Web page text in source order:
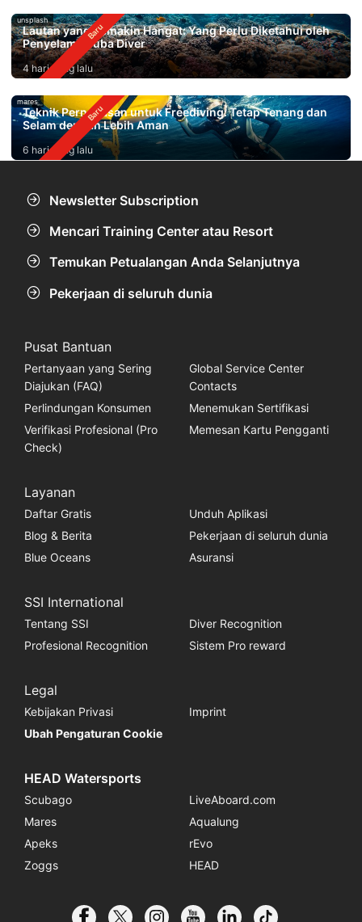
unsplash
Lautan yang Semakin Hangat: Yang Perlu Diketahui oleh
Penyelam Scuba Diver
4 hari yang lalu
mares
Teknik Pernapasan untuk Freediving: Tetap Tenang dan
Selam dengan Lebih Aman
6 hari yang lalu
Newsletter Subscription
Mencari Training Center atau Resort
Temukan Petualangan Anda Selanjutnya
Pekerjaan di seluruh dunia
Pusat Bantuan
Pertanyaan yang Sering
Diajukan (FAQ)
Global Service Center
Contacts
Perlindungan Konsumen
Menemukan Sertifikasi
Verifikasi Profesional (Pro
Check)
Memesan Kartu Pengganti
Layanan
Daftar Gratis
Unduh Aplikasi
Blog & Berita
Pekerjaan di seluruh dunia
Blue Oceans
Asuransi
SSI International
Tentang SSI
Diver Recognition
Profesional Recognition
Sistem Pro reward
Legal
Kebijakan Privasi
Imprint
Ubah Pengaturan Cookie
HEAD Watersports
Scubago
LiveAboard.com
Mares
Aqualung
Apeks
rEvo
Zoggs
HEAD